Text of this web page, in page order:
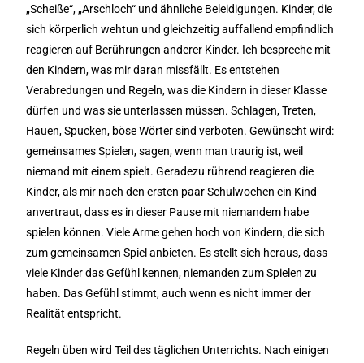
„Scheiße“, „Arschloch“ und ähnliche Beleidigungen. Kinder, die
sich körperlich wehtun und gleichzeitig auffallend empfindlich
reagieren auf Berührungen anderer Kinder. Ich bespreche mit
den Kindern, was mir daran missfällt. Es entstehen
Verabredungen und Regeln, was die Kindern in dieser Klasse
dürfen und was sie unterlassen müssen. Schlagen, Treten,
Hauen, Spucken, böse Wörter sind verboten. Gewünscht wird:
gemeinsames Spielen, sagen, wenn man traurig ist, weil
niemand mit einem spielt. Geradezu rührend reagieren die
Kinder, als mir nach den ersten paar Schulwochen ein Kind
anvertraut, dass es in dieser Pause mit niemandem habe
spielen können. Viele Arme gehen hoch von Kindern, die sich
zum gemeinsamen Spiel anbieten. Es stellt sich heraus, dass
viele Kinder das Gefühl kennen, niemanden zum Spielen zu
haben. Das Gefühl stimmt, auch wenn es nicht immer der
Realität entspricht.
Regeln üben wird Teil des täglichen Unterrichts. Nach einigen